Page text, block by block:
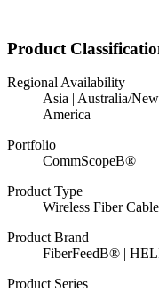
Product
Regional Availability
Asia | Australia/
America
Portfolio
CommScopeВ®
Product Type
Wireless Fiber
Product Brand
FiberFeedВ® |
Product Series